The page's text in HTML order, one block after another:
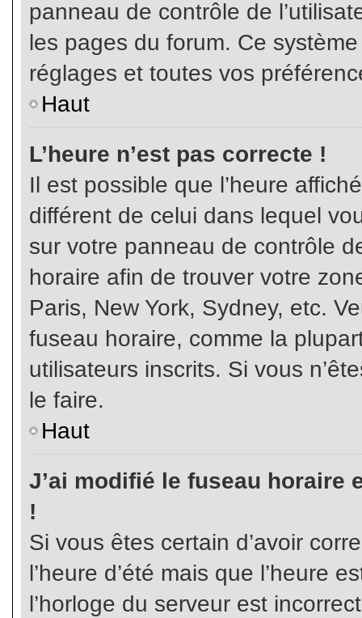
panneau de contrôle de
les pages du forum. Ce
réglages et toutes vos
Haut
L’heure n’est pas correcte !
Il est possible que l’heure
différent de celui dans lequel
sur votre panneau de contrôle
horaire afin de trouver votre
Paris, New York, Sydney, etc.
fuseau horaire, comme la
utilisateurs inscrits. Si vous
le faire.
Haut
J’ai modifié le fuseau horaire
!
Si vous êtes certain d’avoir
l’heure d’été mais que l’heure
l’horloge du serveur est